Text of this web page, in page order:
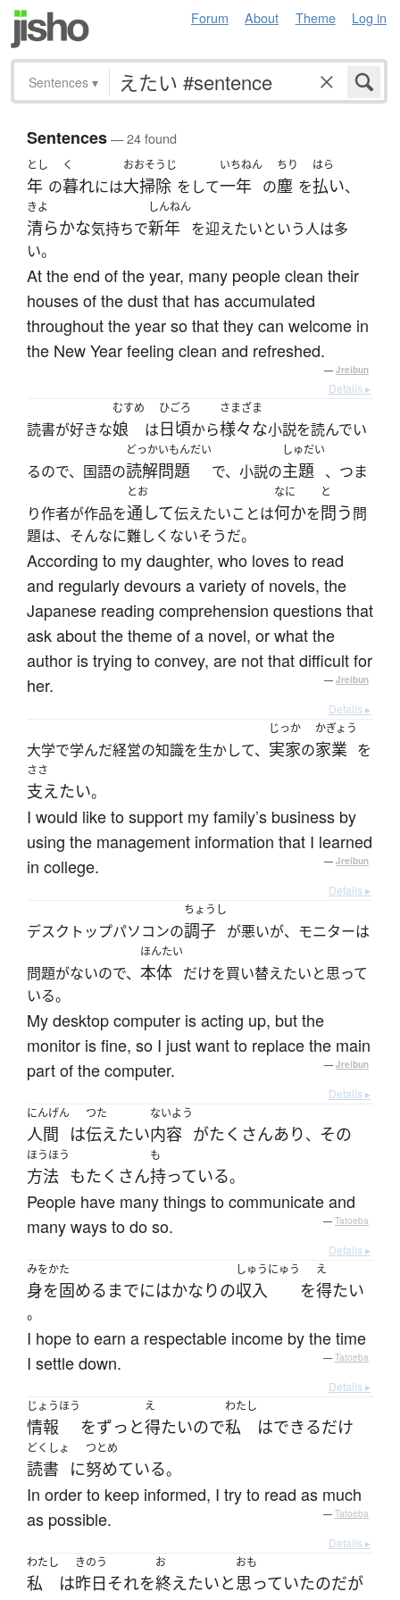
Forum About Theme Log in
Sentences ▾
Sentences— 24 found
とし
年 の
く
暮れには
おおそうじ
大掃除 をして
いちねん
一年 の
ちり
塵 を
はら
払い、
きよ
清らかな気持ちで
しんねん
新年 を迎えたいという人は多
い。
At the end of the year, many people clean their
houses of the dust that has accumulated
throughout the year so that they can welcome in
the New Year feeling clean and refreshed.
— Jreibun
Details ▸
読書が好きな
むすめ
娘 は
ひごろ
日頃から
さまざま
様々な小説を読んでい
るので、国語の
どっかいもんだい
読解問題 で、小説の
しゅだい
主題 、つま
り作者が作品を
とお
通して伝えたいことは
なに
何かを
と
問う問
題は、そんなに難しくないそうだ。
According to my daughter, who loves to read
and regularly devours a variety of novels, the
Japanese reading comprehension questions that
ask about the theme of a novel, or what the
author is trying to convey, are not that difficult for
her.
— Jreibun
Details ▸
大学で学んだ経営の知識を生かして、
じっか
実家の
かぎょう
家業 を
ささ
支えたい。
I would like to support my family’s business by
using the management information that I learned
in college.
— Jreibun
Details ▸
デスクトップパソコンの
ちょうし
調子 が悪いが、モニターは
問題がないので、
ほんたい
本体 だけを買い替えたいと思って
いる。
My desktop computer is acting up, but the
monitor is fine, so I just want to replace the main
part of the computer.
— Jreibun
Details ▸
にんげん
人間 は
つた
伝えたい
ないよう
内容 がたくさんあり、 その
ほうほう
方法 もたくさん
も
持っている。
People have many things to communicate and
many ways to do so.
— Tatoeba
Details ▸
みをかた
身を固める までにはかなりの
しゅうにゅう
収入 を
え
得たい
。
I hope to earn a respectable income by the time
I settle down.
— Tatoeba
Details ▸
じょうほう
情報 をずっと
え
得たいので
わたし
私 はできるだけ
どくしょ
読書 に
つとめ
努めている。
In order to keep informed, I try to read as much
as possible.
— Tatoeba
Details ▸
わたし
私 は
きのう
昨日それを
お
終えたいと
おも
思っていたのだが